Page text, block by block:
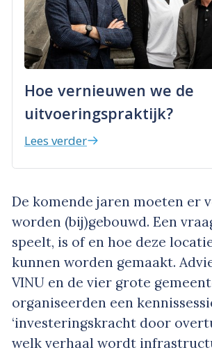
Hoe vernieuwen we de
uitvoeringspraktijk?
Lees verder
De komende jaren moeten er
worden (bij)gebouwd. Een
speelt, is of en hoe deze
kunnen worden gemaakt.
VINU en de vier grote
organiseerden een
‘investeringskracht door
welk verhaal wordt